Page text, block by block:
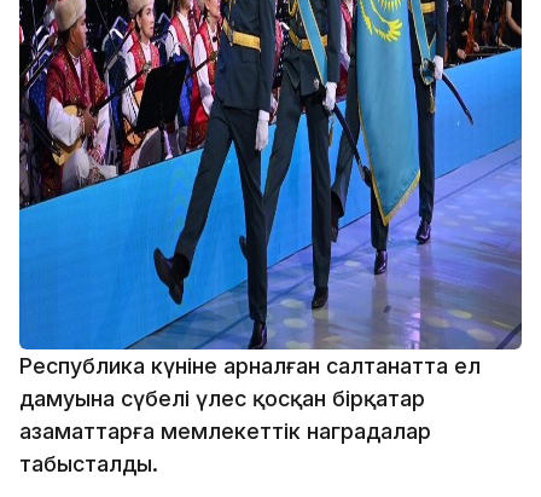
Республика күніне арналған салтанатта ел
дамуына сүбелі үлес қосқан бірқатар
азаматтарға мемлекеттік наградалар
табысталды.